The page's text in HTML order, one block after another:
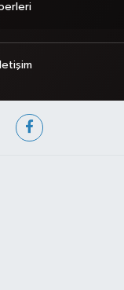
İletişim